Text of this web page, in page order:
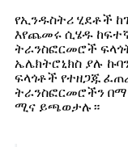
የኢንዱስትሪ ሂደቶች
እየጨመሩ ሲሄዱ
ትራንስፎርመሮች
ኤሌክትሮኒክስ ያሉ
ፍላጎቶች የተዘጋጁ
ትራንስፎርመሮችን
ሚና ይጫወታሉ።